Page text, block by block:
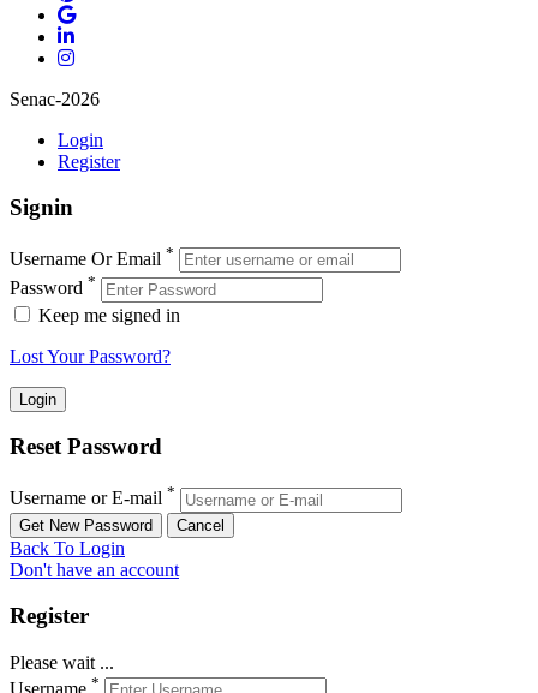
Senac-2026
Login
Register
Signin
Username Or Email *
Password *
Keep me signed in
Lost Your Password?
Reset Password
Username or E-mail *
Back To Login
Don't have an account
Register
Please wait ...
*